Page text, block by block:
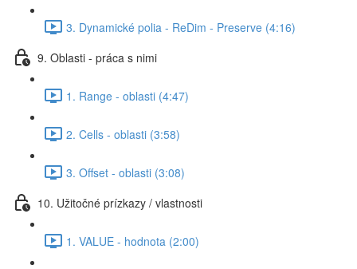
3. Dynamické polia - ReDim - Preserve (4:16)
9. Oblasti - práca s nimi
1. Range - oblasti (4:47)
2. Cells - oblasti (3:58)
3. Offset - oblasti (3:08)
10. Užitočné prízkazy / vlastnosti
1. VALUE - hodnota (2:00)